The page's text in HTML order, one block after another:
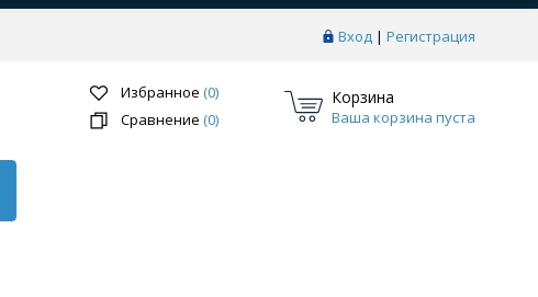
Вход | Регистрация
Избранное (0)
Сравнение (0)
Корзина
Ваша корзина пуста